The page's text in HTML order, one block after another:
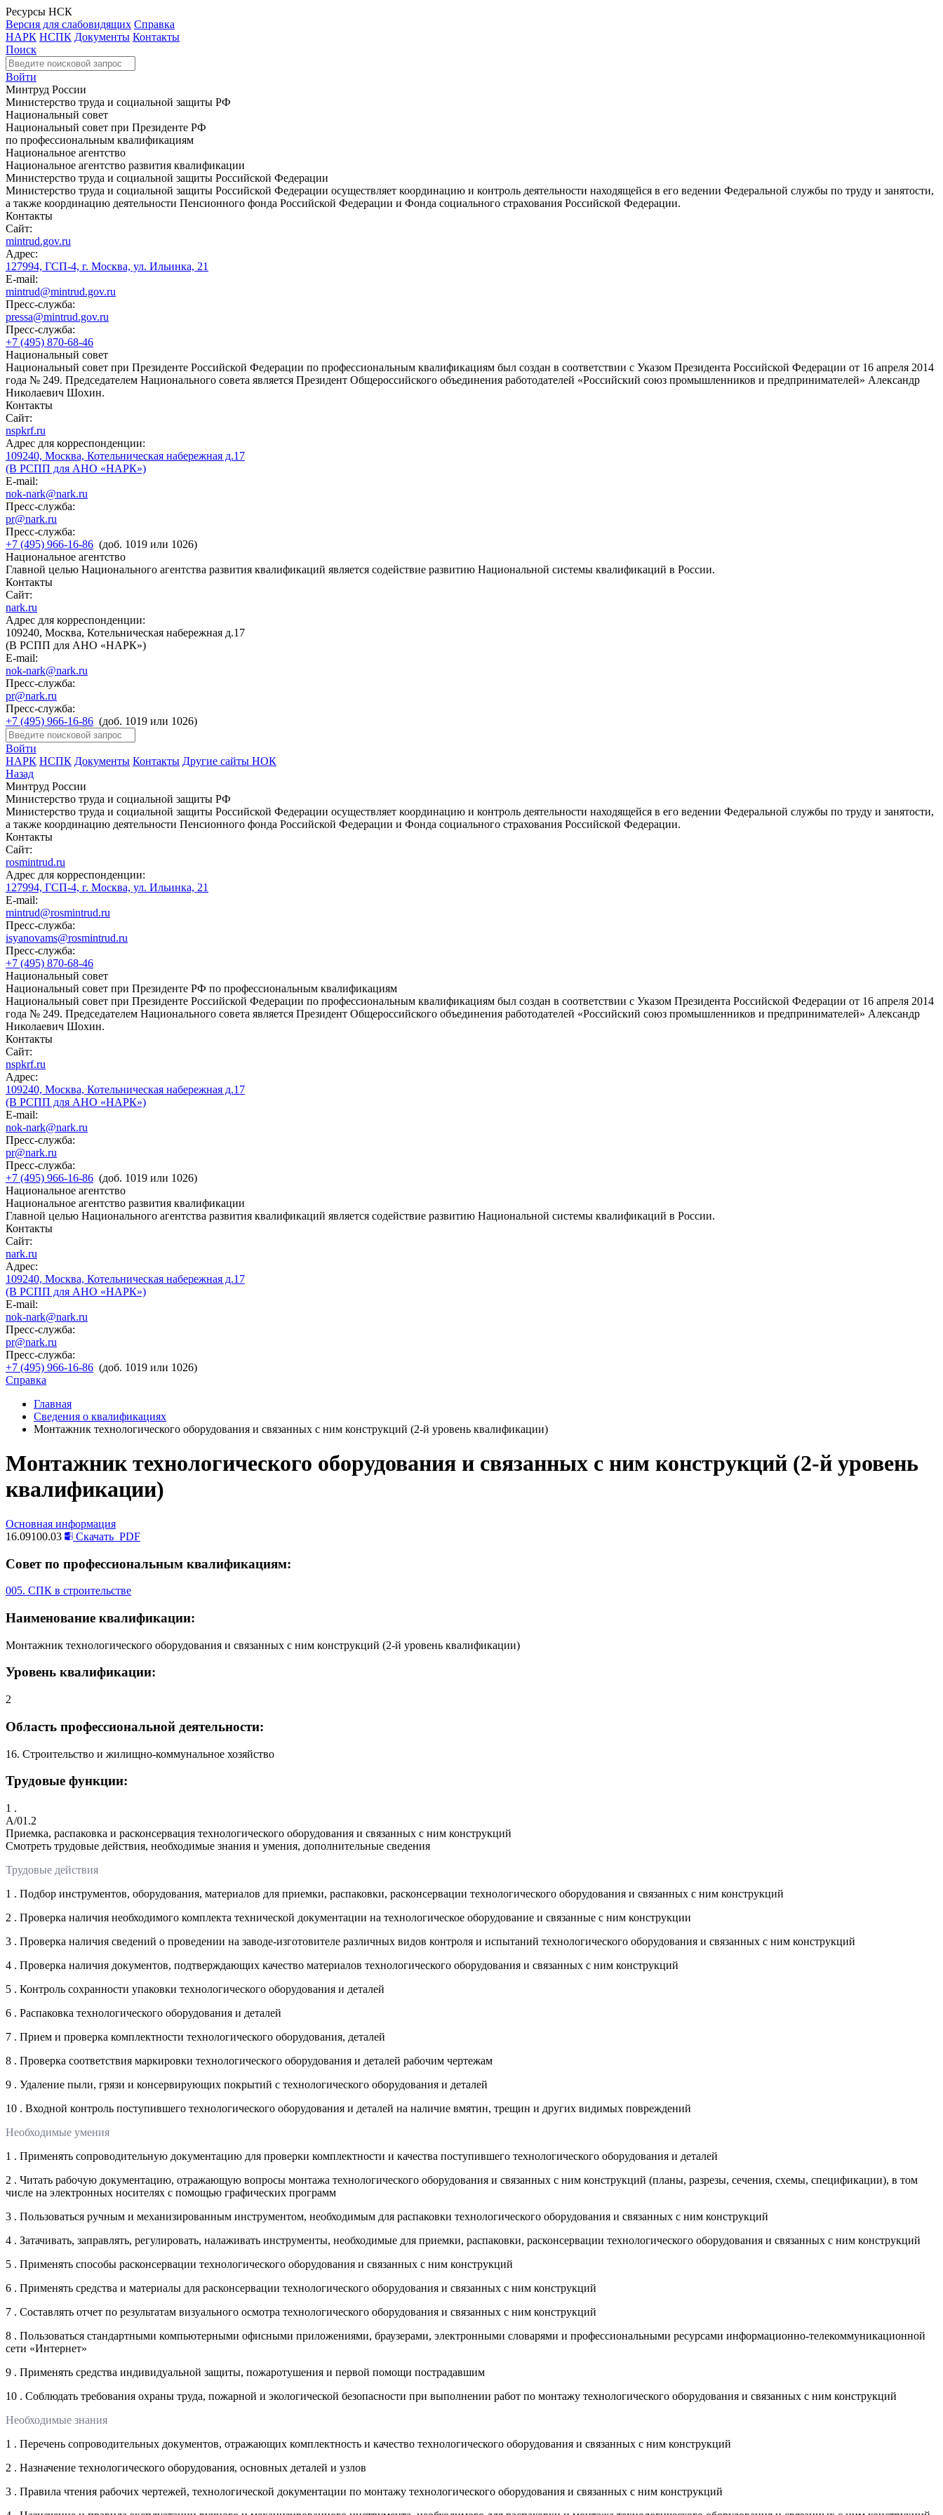
Ресурсы НСК
Версия для слабовидящих Справка
НАРК НСПК Документы Контакты
Поиск
Войти
Минтруд России
Министерство труда и социальной защиты РФ
Национальный совет
Национальный совет при Президенте РФ
по профессиональным квалификациям
Национальное агентство
Национальное агентство развития квалификации
Министерство труда и социальной защиты Российской Федерации
Министерство труда и социальной защиты Российской Федерации осуществляет координацию и контроль деятельности находящейся в его ведении Федеральной службы по труду и занятости,
а также координацию деятельности Пенсионного фонда Российской Федерации и Фонда социального страхования Российской Федерации.
Контакты
Сайт:
mintrud.gov.ru
Адрес:
127994, ГСП-4, г. Москва, ул. Ильинка, 21
E-mail:
mintrud@mintrud.gov.ru
Пресс-служба:
pressa@mintrud.gov.ru
Пресс-служба:
+7 (495) 870-68-46
Национальный совет
Национальный совет при Президенте Российской Федерации по профессиональным квалификациям был создан в соответствии с Указом Президента Российской Федерации от 16 апреля 2014
года № 249. Председателем Национального совета является Президент Общероссийского объединения работодателей «Российский союз промышленников и предпринимателей» Александр
Николаевич Шохин.
Контакты
Сайт:
nspkrf.ru
Адрес для корреспонденции:
109240, Москва, Котельническая набережная д.17
(В РСПП для АНО «НАРК»)
E-mail:
nok-nark@nark.ru
Пресс-служба:
pr@nark.ru
Пресс-служба:
+7 (495) 966-16-86 (доб. 1019 или 1026)
Национальное агентство
Главной целью Национального агентства развития квалификаций является содействие развитию Национальной системы квалификаций в России.
Контакты
Сайт:
nark.ru
Адрес для корреспонденции:
109240, Москва, Котельническая набережная д.17
(В РСПП для АНО «НАРК»)
E-mail:
nok-nark@nark.ru
Пресс-служба:
pr@nark.ru
Пресс-служба:
+7 (495) 966-16-86 (доб. 1019 или 1026)
Войти
НАРК НСПК Документы Контакты Другие сайты НОК
Назад
Минтруд России
Министерство труда и социальной защиты РФ
Министерство труда и социальной защиты Российской Федерации осуществляет координацию и контроль деятельности находящейся в его ведении Федеральной службы по труду и занятости,
а также координацию деятельности Пенсионного фонда Российской Федерации и Фонда социального страхования Российской Федерации.
Контакты
Сайт:
rosmintrud.ru
Адрес для корреспонденции:
127994, ГСП-4, г. Москва, ул. Ильинка, 21
E-mail:
mintrud@rosmintrud.ru
Пресс-служба:
isyanovams@rosmintrud.ru
Пресс-служба:
+7 (495) 870-68-46
Национальный совет
Национальный совет при Президенте РФ по профессиональным квалификациям
Национальный совет при Президенте Российской Федерации по профессиональным квалификациям был создан в соответствии с Указом Президента Российской Федерации от 16 апреля 2014
года № 249. Председателем Национального совета является Президент Общероссийского объединения работодателей «Российский союз промышленников и предпринимателей» Александр
Николаевич Шохин.
Контакты
Сайт:
nspkrf.ru
Адрес:
109240, Москва, Котельническая набережная д.17
(В РСПП для АНО «НАРК»)
E-mail:
nok-nark@nark.ru
Пресс-служба:
pr@nark.ru
Пресс-служба:
+7 (495) 966-16-86 (доб. 1019 или 1026)
Национальное агентство
Национальное агентство развития квалификации
Главной целью Национального агентства развития квалификаций является содействие развитию Национальной системы квалификаций в России.
Контакты
Сайт:
nark.ru
Адрес:
109240, Москва, Котельническая набережная д.17
(В РСПП для АНО «НАРК»)
E-mail:
nok-nark@nark.ru
Пресс-служба:
pr@nark.ru
Пресс-служба:
+7 (495) 966-16-86 (доб. 1019 или 1026)
Справка
Главная
Сведения о квалификациях
Монтажник технологического оборудования и связанных с ним конструкций (2-й уровень квалификации)
Монтажник технологического оборудования и связанных с ним конструкций (2-й уровень
квалификации)
Основная информация
16.09100.03
Скачать PDF
Совет по профессиональным квалификациям:
005. СПК в строительстве
Наименование квалификации:
Монтажник технологического оборудования и связанных с ним конструкций (2-й уровень квалификации)
Уровень квалификации:
2
Область профессиональной деятельности:
16. Строительство и жилищно-коммунальное хозяйство
Трудовые функции:
1 .
A/01.2
Приемка, распаковка и расконсервация технологического оборудования и связанных с ним конструкций
Смотреть трудовые действия, необходимые знания и умения, дополнительные сведения
Трудовые действия
1 . Подбор инструментов, оборудования, материалов для приемки, распаковки, расконсервации технологического оборудования и связанных с ним конструкций
2 . Проверка наличия необходимого комплекта технической документации на технологическое оборудование и связанные с ним конструкции
3 . Проверка наличия сведений о проведении на заводе-изготовителе различных видов контроля и испытаний технологического оборудования и связанных с ним конструкций
4 . Проверка наличия документов, подтверждающих качество материалов технологического оборудования и связанных с ним конструкций
5 . Контроль сохранности упаковки технологического оборудования и деталей
6 . Распаковка технологического оборудования и деталей
7 . Прием и проверка комплектности технологического оборудования, деталей
8 . Проверка соответствия маркировки технологического оборудования и деталей рабочим чертежам
9 . Удаление пыли, грязи и консервирующих покрытий с технологического оборудования и деталей
10 . Входной контроль поступившего технологического оборудования и деталей на наличие вмятин, трещин и других видимых повреждений
Необходимые умения
1 . Применять сопроводительную документацию для проверки комплектности и качества поступившего технологического оборудования и деталей
2 . Читать рабочую документацию, отражающую вопросы монтажа технологического оборудования и связанных с ним конструкций (планы, разрезы, сечения, схемы, спецификации), в том
числе на электронных носителях с помощью графических программ
3 . Пользоваться ручным и механизированным инструментом, необходимым для распаковки технологического оборудования и связанных с ним конструкций
4 . Затачивать, заправлять, регулировать, налаживать инструменты, необходимые для приемки, распаковки, расконсервации технологического оборудования и связанных с ним конструкций
5 . Применять способы расконсервации технологического оборудования и связанных с ним конструкций
6 . Применять средства и материалы для расконсервации технологического оборудования и связанных с ним конструкций
7 . Составлять отчет по результатам визуального осмотра технологического оборудования и связанных с ним конструкций
8 . Пользоваться стандартными компьютерными офисными приложениями, браузерами, электронными словарями и профессиональными ресурсами информационно-телекоммуникационной
сети «Интернет»
9 . Применять средства индивидуальной защиты, пожаротушения и первой помощи пострадавшим
10 . Соблюдать требования охраны труда, пожарной и экологической безопасности при выполнении работ по монтажу технологического оборудования и связанных с ним конструкций
Необходимые знания
1 . Перечень сопроводительных документов, отражающих комплектность и качество технологического оборудования и связанных с ним конструкций
2 . Назначение технологического оборудования, основных деталей и узлов
3 . Правила чтения рабочих чертежей, технологической документации по монтажу технологического оборудования и связанных с ним конструкций